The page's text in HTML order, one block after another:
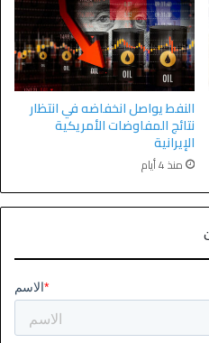
النفط يواصل انخفاضه في انتظار
نتائج المفاوضات الأمريكية
الإيرانية
منذ 4 أيام